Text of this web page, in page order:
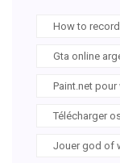
How to
Gta online
Paint.net
Télécharger
Jouer god of